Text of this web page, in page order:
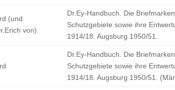
(und
von)
Dr.Ey-Handbuch. Die
Schutzgebiete sowie ihre
1914/18. Augsburg 1950/51.
Dr.Ey-Handbuch. Die
Schutzgebiete sowie ihre
1914/18. Augsburg 1950/51.